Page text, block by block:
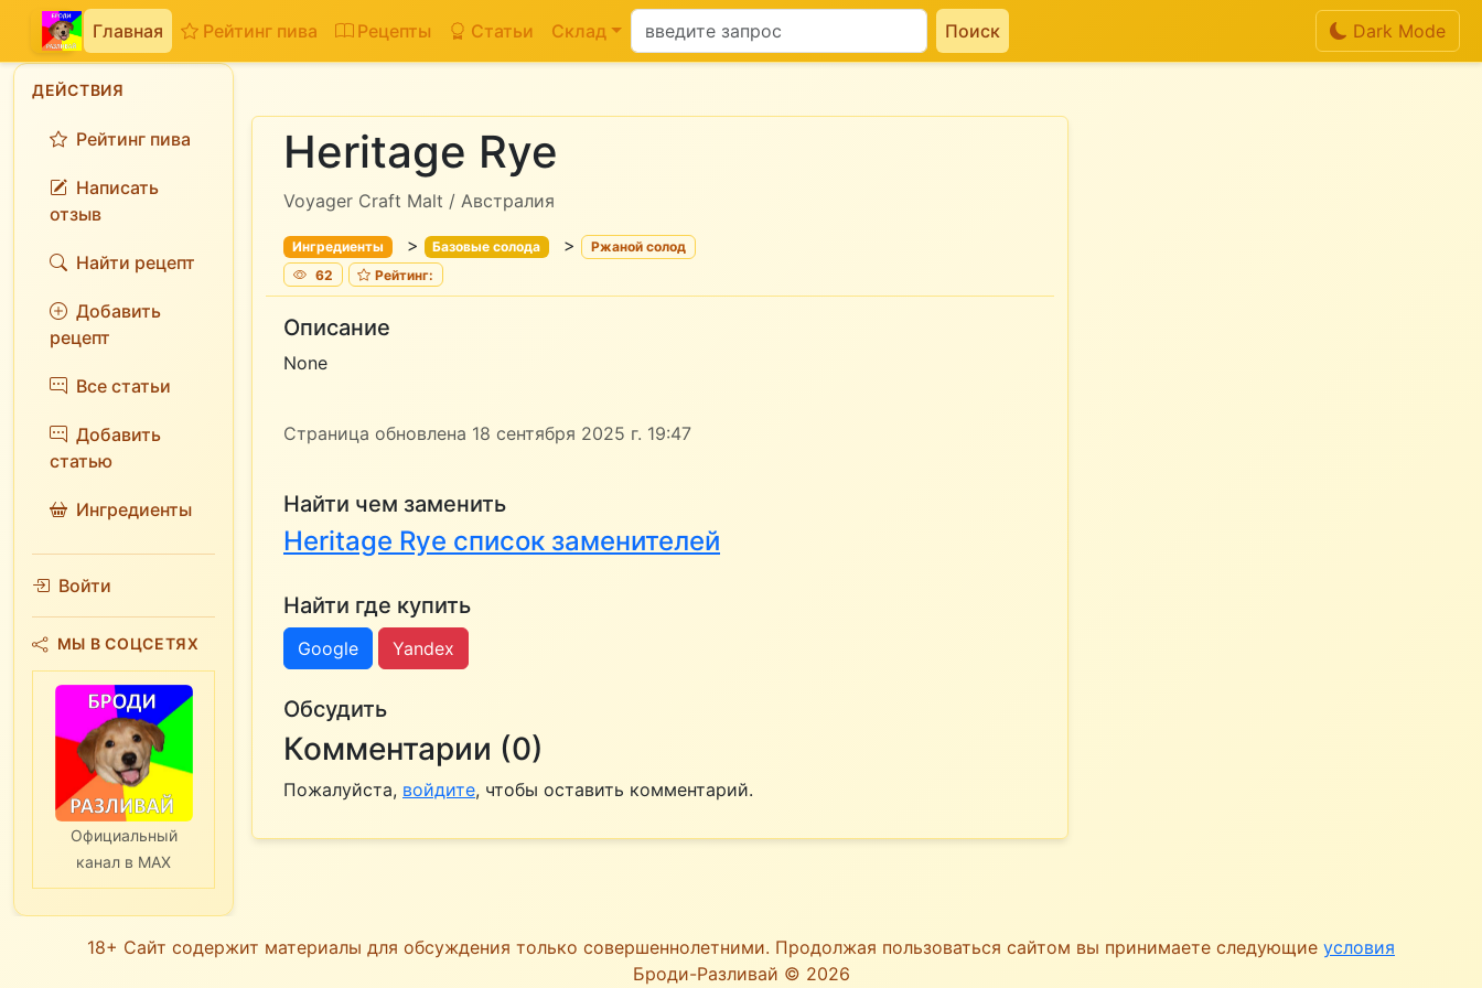
Главная Рейтинг пива Рецепты Статьи Склад Поиск Dark Mode
ДЕЙСТВИЯ
Рейтинг пива
Написать
отзыв
Найти рецепт
Добавить
рецепт
Все статьи
Добавить
статью
Ингредиенты
Войти
МЫ В СОЦСЕТЯХ
Официальный
канал в MAX
Heritage Rye
Voyager Craft Malt / Австралия
Ингредиенты > Базовые солода > Ржаной солод
62
Рейтинг:
Описание
None
Страница обновлена 18 сентября 2025 г. 19:47
Найти чем заменить
Heritage Rye список заменителей
Найти где купить
Google Yandex
Обсудить
Комментарии (0)
Пожалуйста, войдите, чтобы оставить комментарий.
18+ Сайт содержит материалы для обсуждения только совершеннолетними. Продолжая пользоваться сайтом вы принимаете следующие условия
Броди-Разливай © 2026